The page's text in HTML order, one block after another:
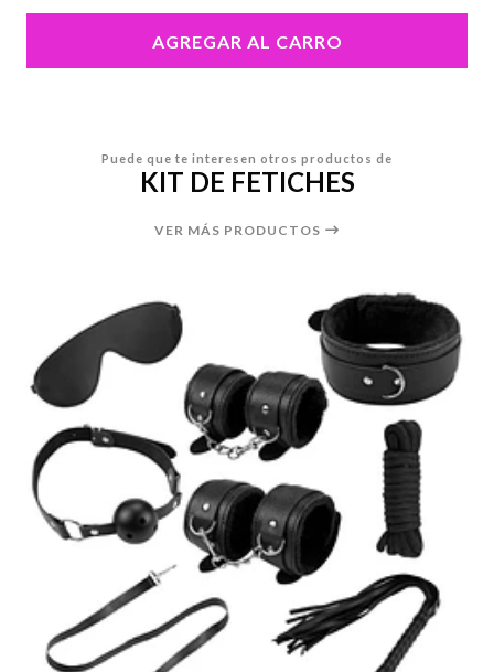
AGREGAR AL CARRO
Puede que te interesen otros productos de
KIT DE FETICHES
VER MÁS PRODUCTOS